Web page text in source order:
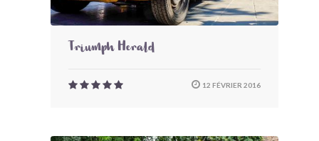
Triumph Herald
12 FÉVRIER 2016